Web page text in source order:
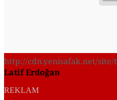
http://cdn.yenisafak.net/site/
Latif Erdoğan
REKLAM